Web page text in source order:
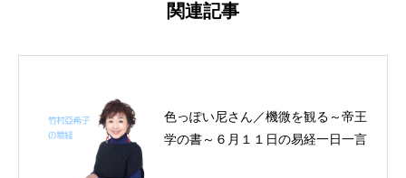
関連記事
色っぽい尼さん／機微を観る～帝王
学の書～６月１１日の易経一日一言